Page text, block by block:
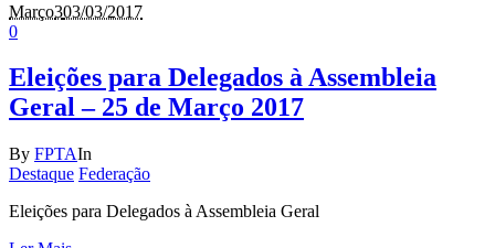
Março303/03/2017
0
Eleições para Delegados à Assembleia
Geral – 25 de Março 2017
By FPTAIn
Destaque Federação
Eleições para Delegados à Assembleia Geral